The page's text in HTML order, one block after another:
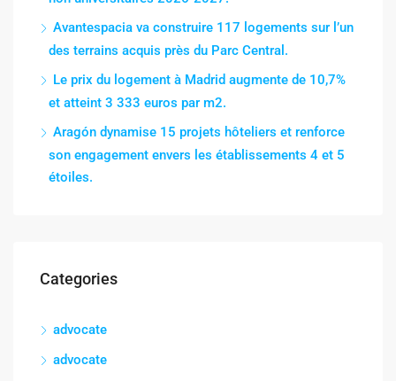
Avantespacia va construire 117 logements sur l’un
des terrains acquis près du Parc Central.
Le prix du logement à Madrid augmente de 10,7%
et atteint 3 333 euros par m2.
Aragón dynamise 15 projets hôteliers et renforce
son engagement envers les établissements 4 et 5
étoiles.
Categories
advocate
advocate